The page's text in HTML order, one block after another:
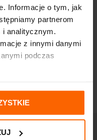
Informacje o tym, jak
partnerom
i analitycznym.
z innymi danymi
podczas